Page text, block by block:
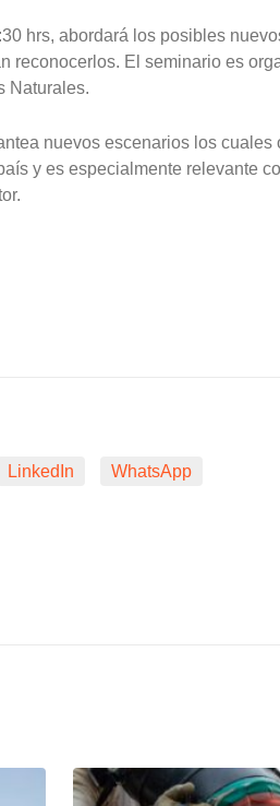
hrs, abordará los posibles
reconocerlos. El seminario es
Naturales.
nuevos escenarios los cuales
y es especialmente relevante
LinkedIn WhatsApp